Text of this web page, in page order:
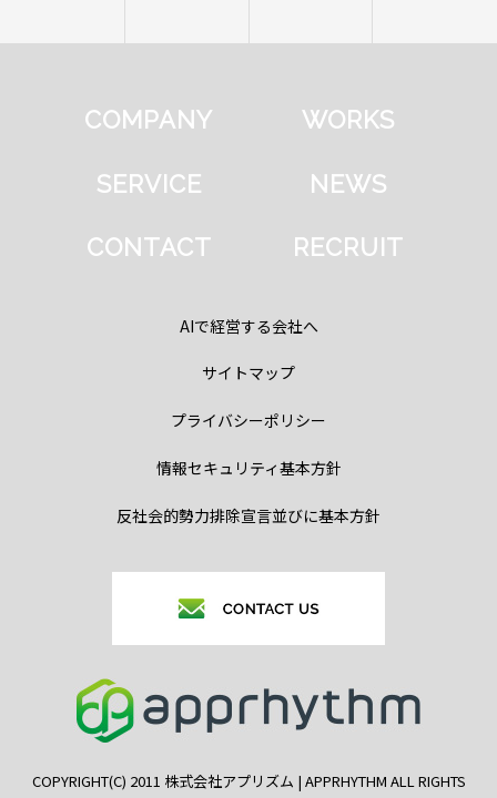
COMPANY WORKS
SERVICE NEWS
CONTACT RECRUIT
AIで経営する会社へ
サイトマップ
プライバシーポリシー
情報セキュリティ基本方針
反社会的勢力排除宣言並びに基本方針
COPYRIGHT(C) 2011 株式会社アプリズム | APPRHYTHM ALL RIGHTS